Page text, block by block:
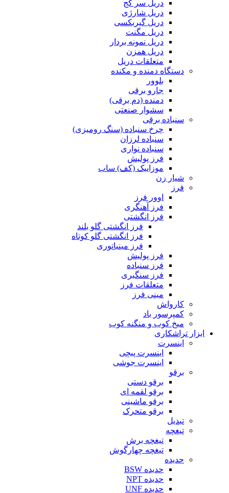
دریل سر کج
دریل شارژی
دریل گیربکسی
دریل مگنت
دریل نمونه بردار
دریل همزن
متعلقات دریل
دستگاه دمنده و مکنده
بلوور
جارو برقی
دمنده (دم برقی)
سشوار صنعتی
سنباده برقی
چرخ سنباده (سنگ رومیزی)
سنباده لرزان
سنباده نواری
فرز پولیش
موزاییک (کف) ساب
شیار زن
فرز
اوور فرز
فرز آهنگری
فرز انگشتی
فرز انگشتی گلو بلند
فرز انگشتی گلو کوتاه
فرز مینیاتوری
فرز پولیش
فرز سنباده
فرز سنگبری
متعلقات فرز
مینی فرز
کارواش
کمپرسور باد
میخ کوب و منگنه کوب
ابزار تراشکاری
اینسرت
اینسرت پیچی
اینسرت جوشی
برقو
برقو دستی
برقو لقمه ای
برقو ماشینی
برقو متحرک
تبدیل
تیغچه
تیغچه برش
تیغچه چهارگوش
حدیده
حدیده BSW
حدیده NPT
حدیده UNF